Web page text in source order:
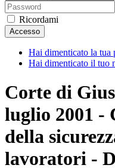
Ricordami
Accesso
Hai dimenticato la tua
Hai dimenticato il tuo
Corte di
luglio 2001 -
della
lavoratori -